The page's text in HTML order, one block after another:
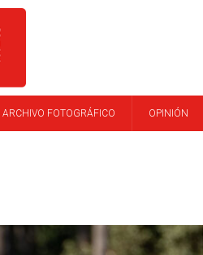
ARCHIVO FOTOGRÁFICO OPINIÓN